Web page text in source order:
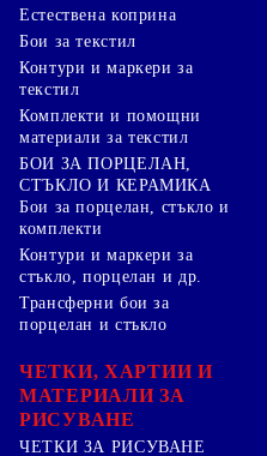
Естествена коприна
Бои за текстил
Контури и маркери за
текстил
Комплекти и помощни
материали за текстил
БОИ ЗА ПОРЦЕЛАН,
СТЪКЛО И КЕРАМИКА
Бои за порцелан, стъкло и
комплекти
Контури и маркери за
стъкло, порцелан и др.
Трансферни бои за
порцелан и стъкло
ЧЕТКИ, ХАРТИИ И
МАТЕРИАЛИ ЗА
РИСУВАНЕ
ЧЕТКИ ЗА РИСУВАНЕ